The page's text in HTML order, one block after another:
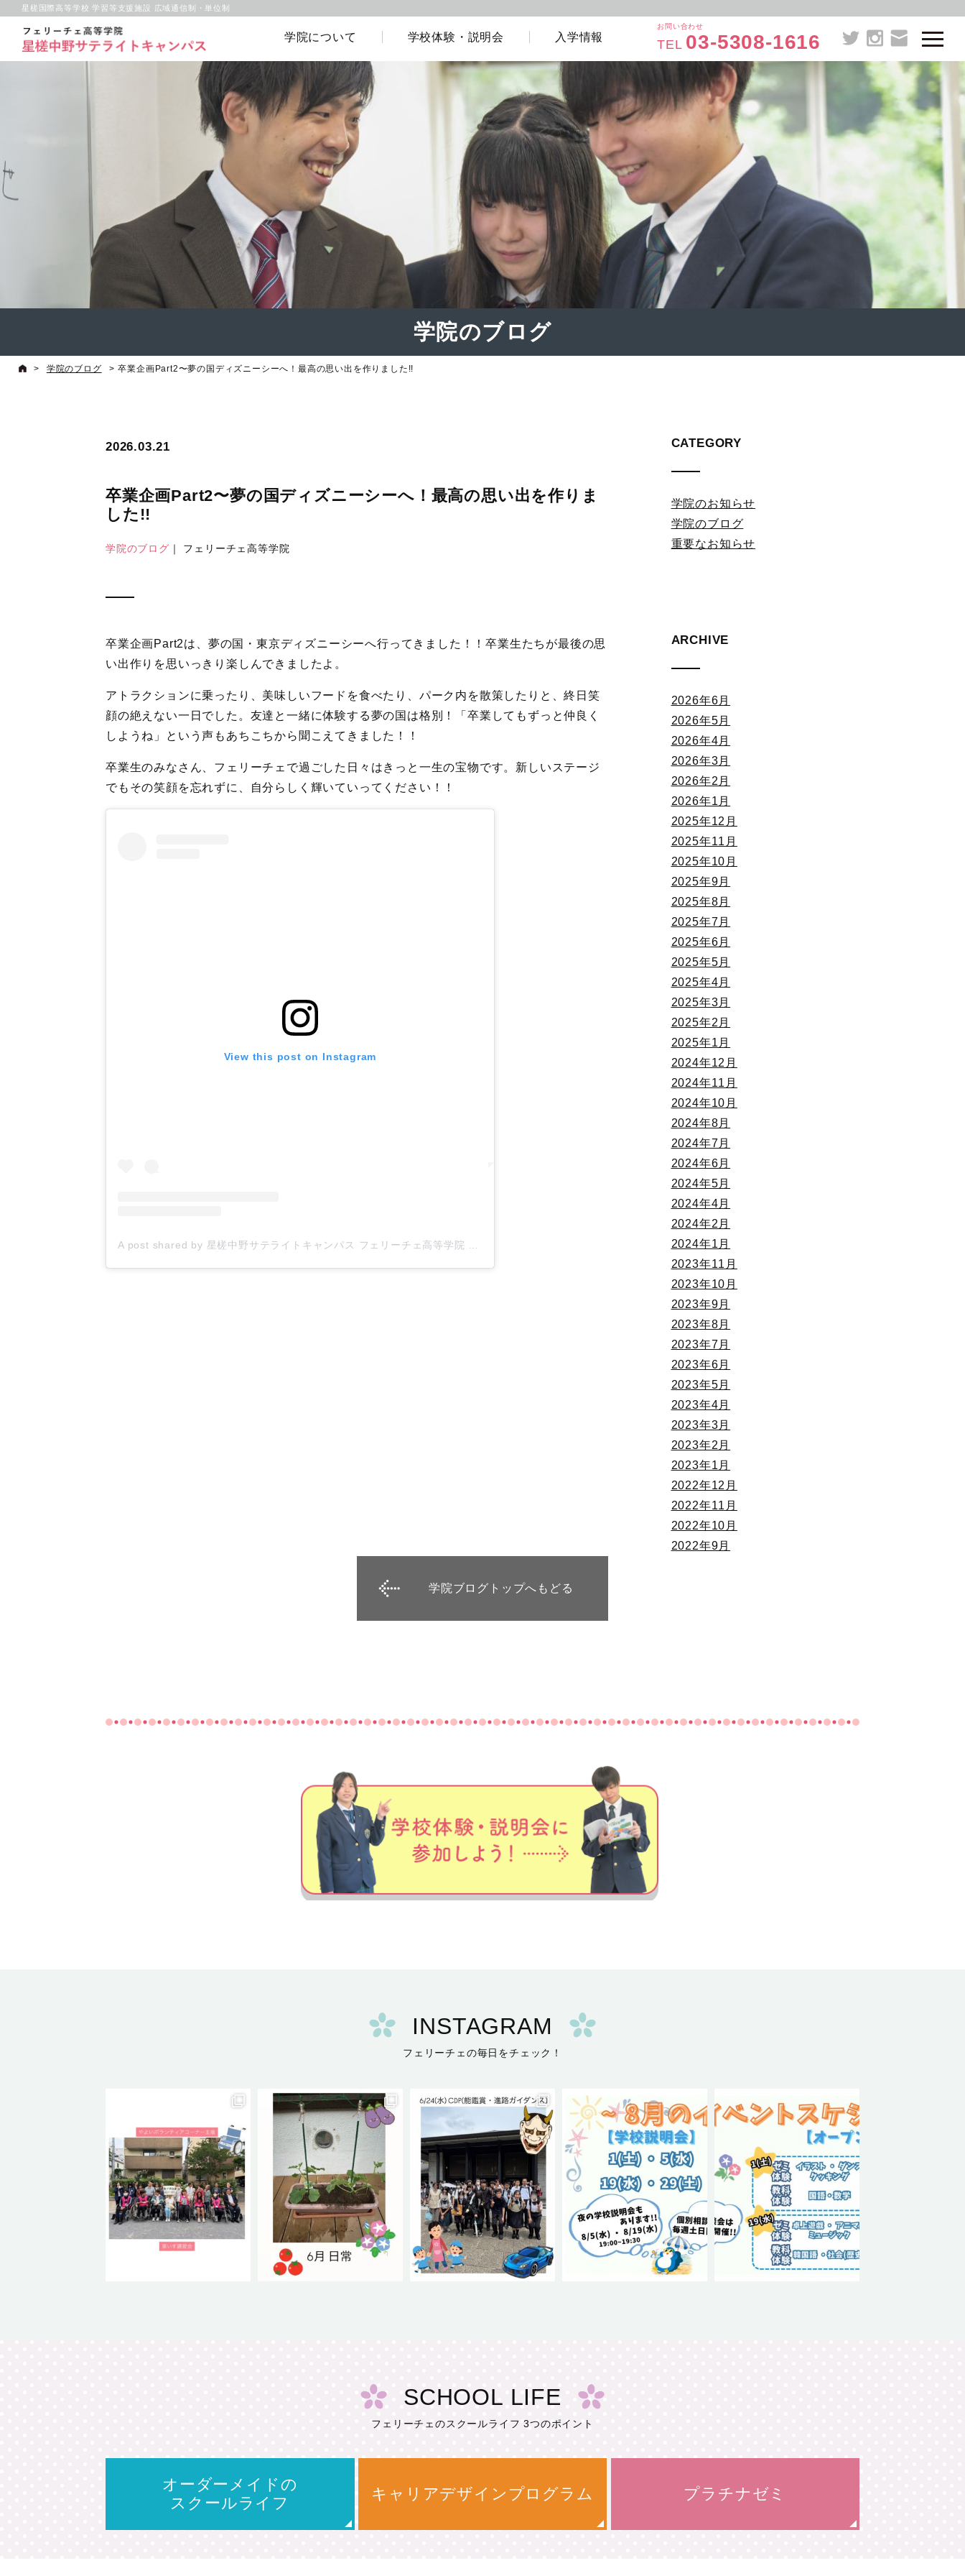
星槎国際高等学校 学習等支援施設 広域通信制・単位制
学院について 学校体験・説明会 入学情報
お問い合わせ
TEL 03-5308-1616
学院のブログ
> 学院のブログ > 卒業企画Part2〜夢の国ディズニーシーへ！最高の思い出を作りました!!
2026.03.21
卒業企画Part2〜夢の国ディズニーシーへ！最高の思い出を作りま
した!!
学院のブログ ｜ フェリーチェ高等学院
卒業企画Part2は、夢の国・東京ディズニーシーへ行ってきました！！卒業生たちが最後の思
い出作りを思いっきり楽しんできましたよ。
アトラクションに乗ったり、美味しいフードを食べたり、パーク内を散策したりと、終日笑
顔の絶えない一日でした。友達と一緒に体験する夢の国は格別！「卒業してもずっと仲良く
しようね」という声もあちこちから聞こえてきました！！
卒業生のみなさん、フェリーチェで過ごした日々はきっと一生の宝物です。新しいステージ
でもその笑顔を忘れずに、自分らしく輝いていってください！！
View this post on Instagram
CATEGORY
学院のお知らせ
学院のブログ
重要なお知らせ
ARCHIVE
2026年6月
2026年5月
2026年4月
2026年3月
2026年2月
2026年1月
2025年12月
2025年11月
2025年10月
2025年9月
2025年8月
2025年7月
2025年6月
2025年5月
2025年4月
2025年3月
2025年2月
2025年1月
2024年12月
2024年11月
2024年10月
2024年8月
2024年7月
2024年6月
2024年5月
2024年4月
2024年2月
2024年1月
2023年11月
2023年10月
2023年9月
2023年8月
2023年7月
2023年6月
2023年5月
2023年4月
2023年3月
2023年2月
2023年1月
2022年12月
2022年11月
2022年10月
2022年9月
学院ブログトップへもどる
INSTAGRAM
フェリーチェの毎日をチェック！
SCHOOL LIFE
フェリーチェのスクールライフ 3つのポイント
オーダーメイドの
スクールライフ
キャリアデザインプログラム プラチナゼミ